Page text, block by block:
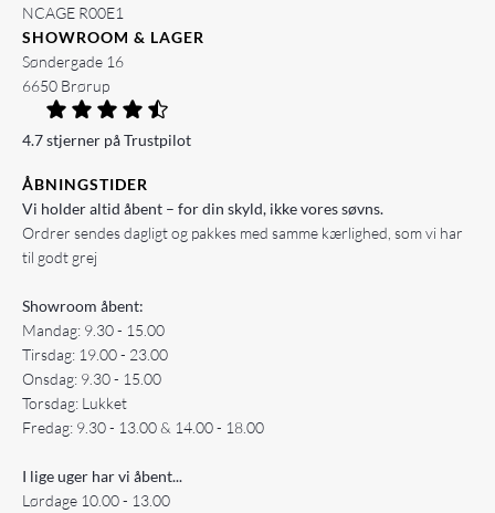
NCAGE R00E1
SHOWROOM & LAGER
Søndergade 16
6650 Brørup
4.7 stjerner på Trustpilot
ÅBNINGSTIDER
Vi holder altid åbent – for din skyld, ikke vores søvns.
Ordrer sendes dagligt og pakkes med samme kærlighed, som vi har
til godt grej
Showroom åbent:
Mandag: 9.30 - 15.00
Tirsdag: 19.00 - 23.00
Onsdag: 9.30 - 15.00
Torsdag: Lukket
Fredag: 9.30 - 13.00 & 14.00 - 18.00
I lige uger har vi åbent...
Lørdage 10.00 - 13.00